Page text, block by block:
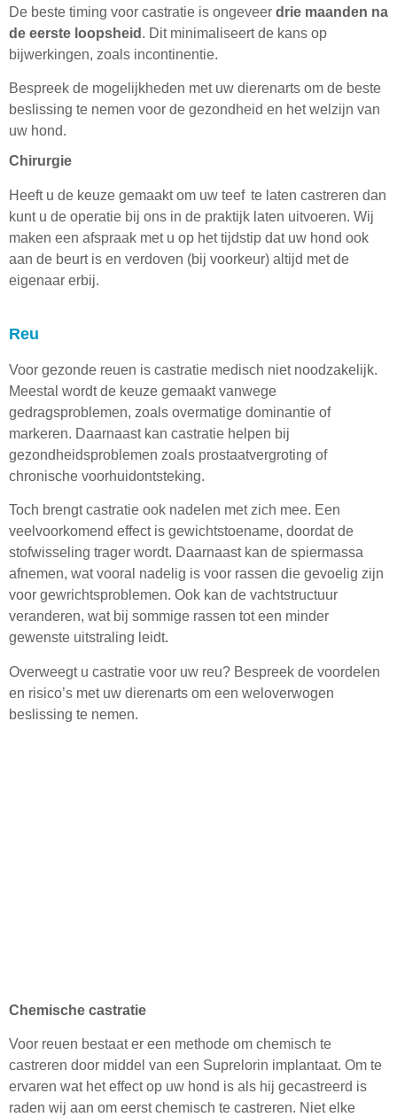
De beste timing voor castratie is ongeveer drie maanden na
de eerste loopsheid . Dit minimaliseert de kans op
bijwerkingen, zoals incontinentie.
Bespreek de mogelijkheden met uw dierenarts om de beste
beslissing te nemen voor de gezondheid en het welzijn van
uw hond.
Chirurgie
Heeft u de keuze gemaakt om uw teef te laten castreren dan
kunt u de operatie bij ons in de praktijk laten uitvoeren. Wij
maken een afspraak met u op het tijdstip dat uw hond ook
aan de beurt is en verdoven (bij voorkeur) altijd met de
eigenaar erbij.
Reu
Voor gezonde reuen is castratie medisch niet noodzakelijk.
Meestal wordt de keuze gemaakt vanwege
gedragsproblemen, zoals overmatige dominantie of
markeren. Daarnaast kan castratie helpen bij
gezondheidsproblemen zoals prostaatvergroting of
chronische voorhuidontsteking.
Toch brengt castratie ook nadelen met zich mee. Een
veelvoorkomend effect is gewichtstoename, doordat de
stofwisseling trager wordt. Daarnaast kan de spiermassa
afnemen, wat vooral nadelig is voor rassen die gevoelig zijn
voor gewrichtsproblemen. Ook kan de vachtstructuur
veranderen, wat bij sommige rassen tot een minder
gewenste uitstraling leidt.
Overweegt u castratie voor uw reu? Bespreek de voordelen
en risico’s met uw dierenarts om een weloverwogen
beslissing te nemen.
Chemische castratie
Voor reuen bestaat er een methode om chemisch te
castreren door middel van een Suprelorin implantaat. Om te
ervaren wat het effect op uw hond is als hij gecastreerd is
raden wij aan om eerst chemisch te castreren. Niet elke